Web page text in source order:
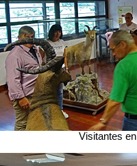
Visitantes